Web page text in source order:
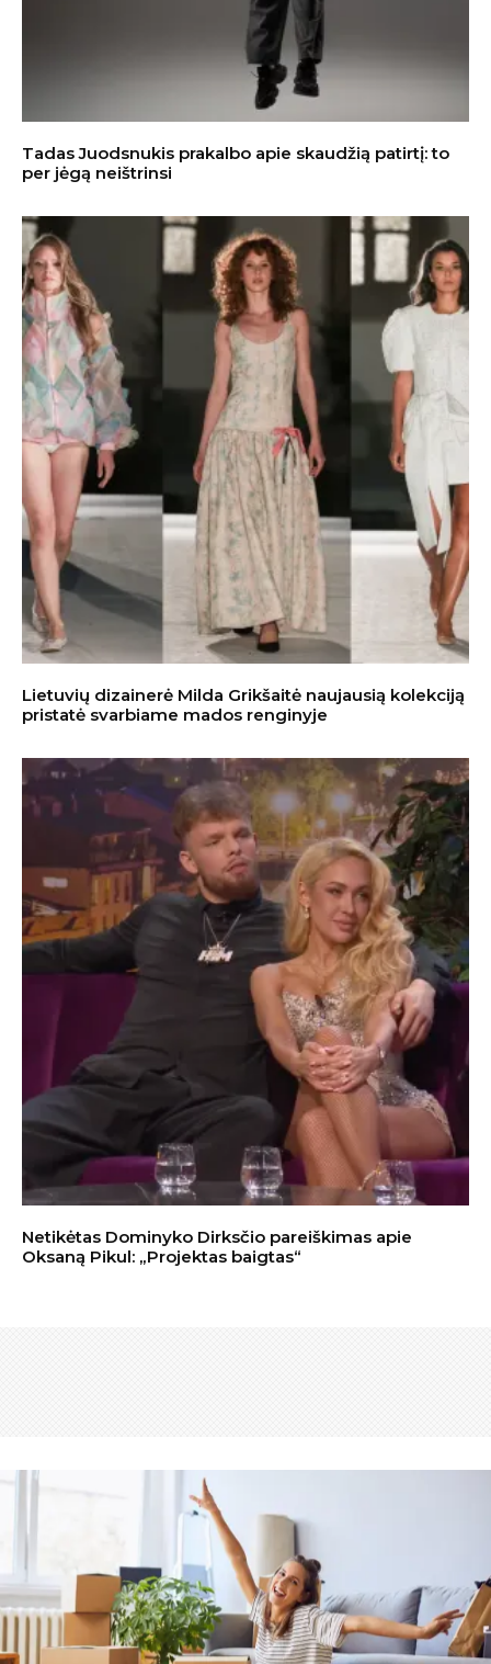
Tadas Juodsnukis prakalbo apie skaudžią patirtį: to
per jėgą neištrinsi
Lietuvių dizainerė Milda Grikšaitė naujausią kolekciją
pristatė svarbiame mados renginyje
Netikėtas Dominyko Dirksčio pareiškimas apie
Oksaną Pikul: „Projektas baigtas“